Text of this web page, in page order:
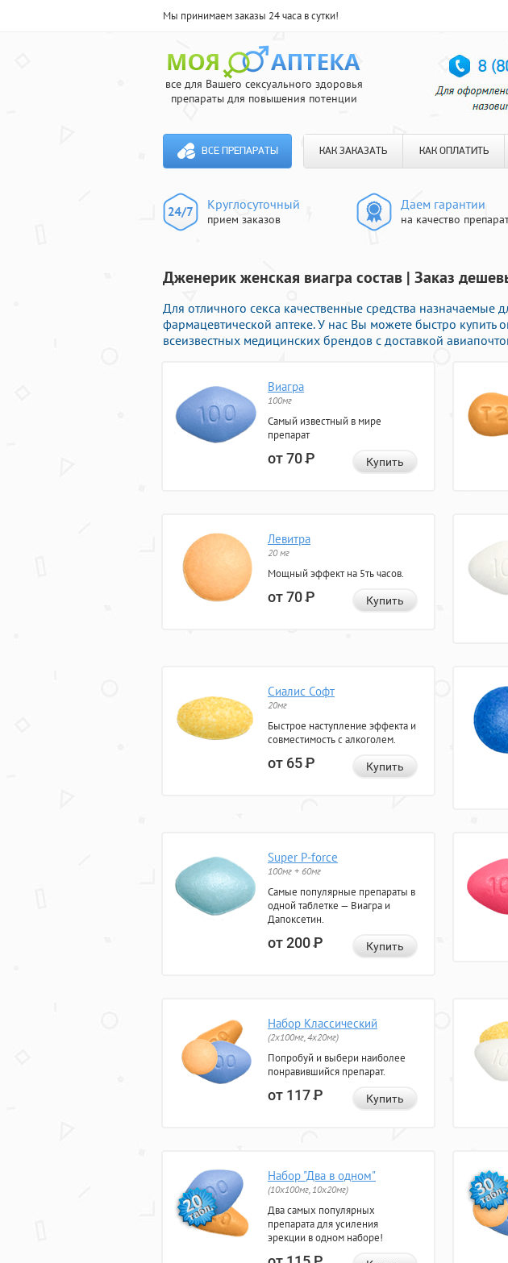
Мы принимаем заказы 24 часа в сутки!
все для Вашего сексуального здоровья
препараты для повышения потенции
ВСЕ ПРЕПАРАТЫ КАК ЗАКАЗАТЬ КАК ОПЛАТИТЬ
Круглосуточный
прием заказов
Даем гарантии
на качество
Дженерик женская виагра состав | Заказ
Для отличного секса качественные средства назначаемые
фармацевтической аптеке. У нас Вы можете быстро
всеизвестных медицинских брендов с доставкой
Виагра
100мг
Самый известный в мире
препарат
от 70Р Купить
Левитра
20 мг
Мощный эффект на 5ть часов.
от 70Р Купить
Сиалис Софт
20мг
Быстрое наступление эффекта и
совместимость с алкоголем.
от 65Р Купить
Super P-force
100мг + 60мг
Самые популярные препараты в
одной таблетке — Виагра и
Дапоксетин.
от 200Р Купить
Набор Классический
(2x100мг, 4x20мг)
Попробуй и выбери наиболее
понравившийся препарат.
от 117Р Купить
Набор "Два в одном"
(10x100мг, 10x20мг)
Два самых популярных
препарата для усиления
эрекции в одном наборе!